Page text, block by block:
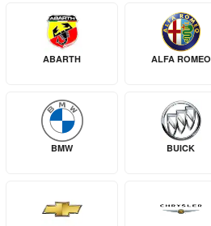
ABARTH ALFA ROMEO
BMW BUICK